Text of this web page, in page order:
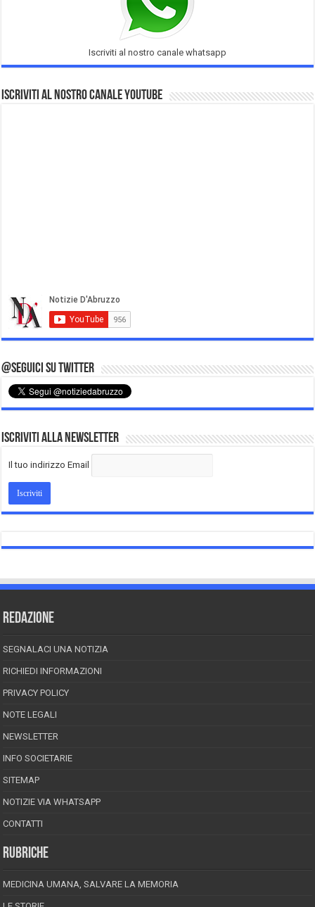
Iscriviti al nostro canale whatsapp
Iscriviti al nostro Canale Youtube
@Seguici su Twitter
Iscriviti alla Newsletter
Il tuo indirizzo Email
REDAZIONE
SEGNALACI UNA NOTIZIA
RICHIEDI INFORMAZIONI
PRIVACY POLICY
NOTE LEGALI
NEWSLETTER
INFO SOCIETARIE
SITEMAP
NOTIZIE VIA WHATSAPP
CONTATTI
RUBRICHE
MEDICINA UMANA, SALVARE LA MEMORIA